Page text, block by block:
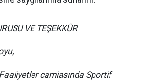
VE TEŞEKKÜR
camiasında Sportif